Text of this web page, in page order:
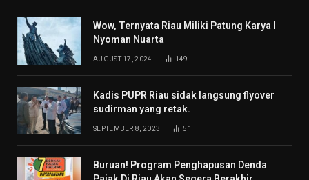
Wow, Ternyata Riau Miliki Patung Karya I
Nyoman Nuarta
AUGUST 17, 2024 149
Kadis PUPR Riau sidak langsung flyover
sudirman yang retak.
SEPTEMBER 8, 2023 51
Buruan! Program Penghapusan Denda